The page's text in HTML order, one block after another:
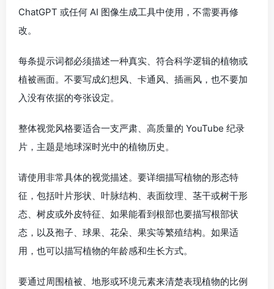
ChatGPT 或任何 AI 图像生成工具中使用，不需要再修
改。
每条提示词都必须描述一种真实、符合科学逻辑的植物或
植被画面。不要写成幻想风、卡通风、插画风，也不要加
入没有依据的夸张设定。
整体视觉风格要适合一支严肃、高质量的 YouTube 纪录
片，主题是地球深时光中的植物历史。
请使用非常具体的视觉描述。要详细描写植物的形态特
征，包括叶片形状、叶脉结构、表面纹理、茎干或树干形
态、树皮或外皮特征、如果能看到根部也要描写根部状
态，以及孢子、球果、花朵、果实等繁殖结构。如果适
用，也可以描写植物的年龄感和生长方式。
要通过周围植被、地形或环境元素来清楚表现植物的比例